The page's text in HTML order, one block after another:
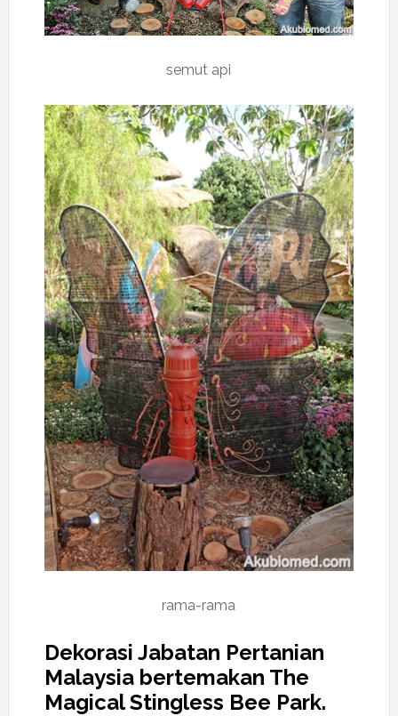
semut api
rama-rama
Dekorasi Jabatan Pertanian
Malaysia bertemakan The
Magical Stingless Bee Park.